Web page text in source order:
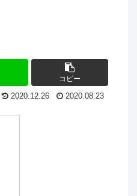
コピー
2020.12.26 2020.08.23